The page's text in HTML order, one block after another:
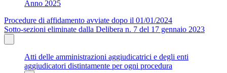
Anno 2025
Procedure di affidamento avviate dopo il 01/01/2024
Sotto-sezioni eliminate dalla Delibera n. 7 del 17 gennaio 2023
Atti delle amministrazioni aggiudicatrici e degli enti
aggiudicatori distintamente per ogni procedura